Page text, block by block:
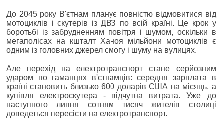
До 2045 року В'єтнам планує повністю відмовитися від
мотоциклів і скутерів із ДВЗ по всій країні. Це крок у
боротьбі із забрудненням повітря і шумом, оскільки в
мегаполісах на кшталт Ханоя мільйони мотоциклів є
одним із головних джерел смогу і шуму на вулицях.
Але перехід на електротранспорт стане серйозним
ударом по гаманцях в'єтнамців: середня зарплата в
країні становить близько 600 доларів США на місяць, а
купівля електроскутера - відчутна витрата. Уже до
наступного липня сотням тисяч жителів столиці
доведеться пересісти на електротранспорт.